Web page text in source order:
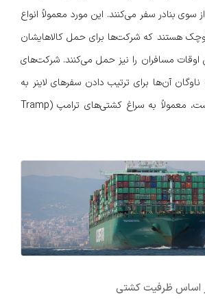
بنادر سفر می‌کنند. این مورد معمولاً انواع
هستند که شرکت‌ها برای حمل کالاهایشان
اوقات مسافران را نیز حمل می‌کنند. شرکت‌های
آن‌ها برای ترتیب دادن سفرهای لاینر به
اندازه کافی بزرگ نیست، معمولاً به سراغ کشتی‌های ترامپ (Tramp
اساس ظرفیت کشتی